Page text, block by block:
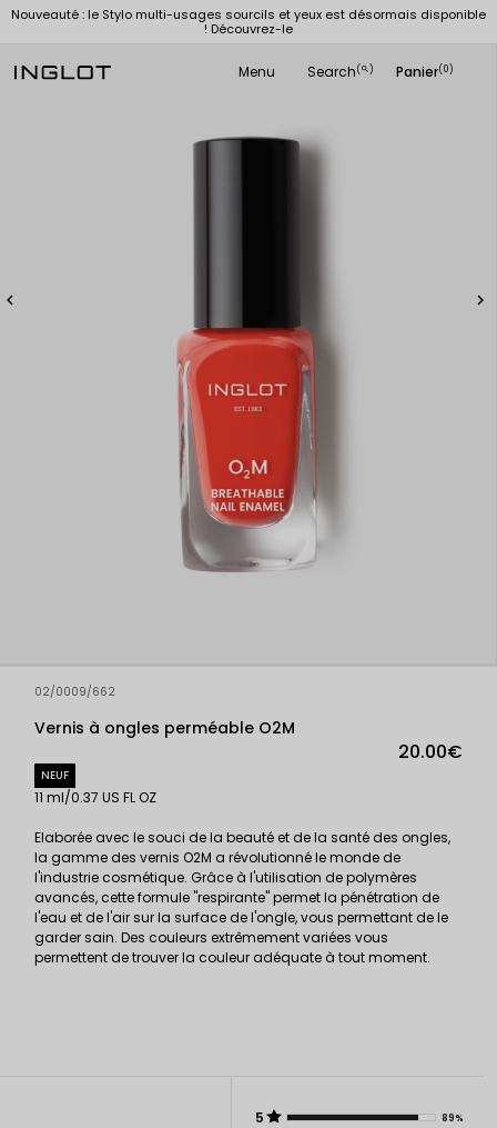
Nouveauté : le Stylo multi-usages sourcils et yeux est désormais disponible
! Découvrez-le
Menu Search(
search ) Panier(0)
 
02/0009/662
Vernis à ongles perméable O2M
20.00€
NEUF
11 ml/0.37 US FL OZ
Elaborée avec le souci de la beauté et de la santé des ongles,
la gamme des vernis O2M a révolutionné le monde de
l'industrie cosmétique. Grâce à l'utilisation de polymères
avancés, cette formule "respirante" permet la pénétration de
l'eau et de l'air sur la surface de l'ongle, vous permettant de le
garder sain. Des couleurs extrêmement variées vous
permettent de trouver la couleur adéquate à tout moment.
5 89%